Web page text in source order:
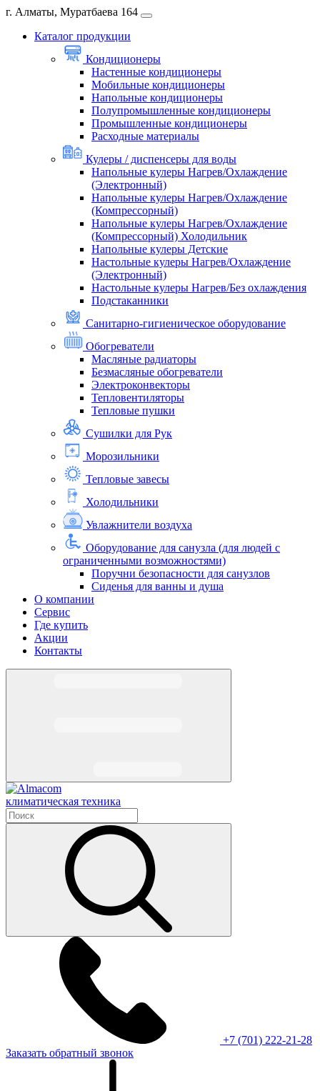
г. Алматы, Муратбаева 164
Каталог продукции
Кондиционеры
Настенные кондиционеры
Мобильные кондиционеры
Напольные кондиционеры
Полупромышленные кондиционеры
Промышленные кондиционеры
Расходные материалы
Кулеры / диспенсеры для воды
Напольные кулеры Нагрев/Охлаждение
(Электронный)
Напольные кулеры Нагрев/Охлаждение
(Компрессорный)
Напольные кулеры Нагрев/Охлаждение
(Компрессорный) Холодильник
Напольные кулеры Детские
Настольные кулеры Нагрев/Охлаждение
(Электронный)
Настольные кулеры Нагрев/Без охлаждения
Подстаканники
Санитарно-гигиеническое оборудование
Обогреватели
Масляные радиаторы
Безмасляные обогреватели
Электроконвекторы
Тепловентиляторы
Тепловые пушки
Сушилки для Рук
Морозильники
Тепловые завесы
Холодильники
Увлажнители воздуха
Оборудование для санузла (для людей с
ограниченными возможностями)
Поручни безопасности для санузлов
Сиденья для ванны и душа
О компании
Сервис
Где купить
Акции
Контакты
климатическая техника
+7 (701) 222-21-28
Заказать обратный звонок